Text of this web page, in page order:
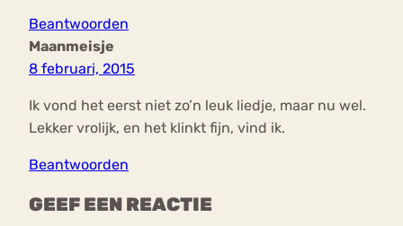
Beantwoorden
Maanmeisje
8 februari, 2015
Ik vond het eerst niet zo’n leuk liedje, maar nu wel.
Lekker vrolijk, en het klinkt fijn, vind ik.
Beantwoorden
GEEF EEN REACTIE